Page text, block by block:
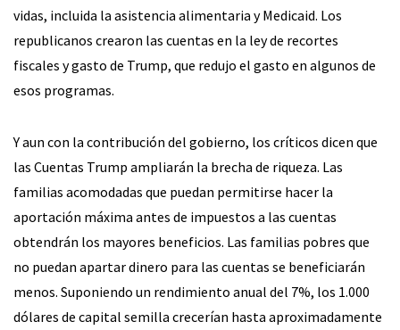
vidas, incluida la asistencia alimentaria y Medicaid. Los
republicanos crearon las cuentas en la ley de recortes
fiscales y gasto de Trump, que redujo el gasto en algunos de
esos programas.
Y aun con la contribución del gobierno, los críticos dicen que
las Cuentas Trump ampliarán la brecha de riqueza. Las
familias acomodadas que puedan permitirse hacer la
aportación máxima antes de impuestos a las cuentas
obtendrán los mayores beneficios. Las familias pobres que
no puedan apartar dinero para las cuentas se beneficiarán
menos. Suponiendo un rendimiento anual del 7%, los 1.000
dólares de capital semilla crecerían hasta aproximadamente